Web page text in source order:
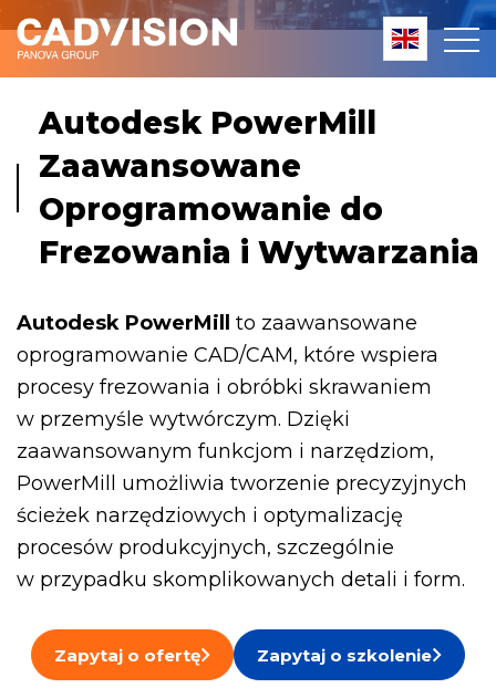
Autodesk PowerMill
Zaawansowane
Oprogramowanie do
Frezowania i Wytwarzania
Autodesk PowerMill
to zaawansowane
oprogramowanie CAD/CAM, które wspiera
procesy frezowania i obróbki skrawaniem
w przemyśle wytwórczym. Dzięki
zaawansowanym funkcjom i narzędziom,
PowerMill umożliwia tworzenie precyzyjnych
ścieżek narzędziowych i optymalizację
procesów produkcyjnych, szczególnie
w przypadku skomplikowanych detali i form.
Zapytaj o ofertę Zapytaj o szkolenie